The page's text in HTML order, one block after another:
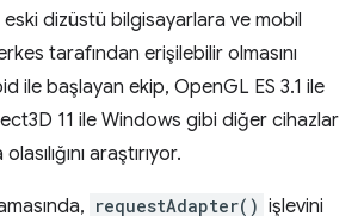
eski dizüstü bilgisayarlara ve mobil
tarafından erişilebilir olmasını
ile başlayan ekip, OpenGL ES 3.1 ile
11 ile Windows gibi diğer cihazlar
araştırıyor.
requestAdapter() işlevini